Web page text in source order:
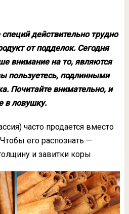
действительно трудно
от подделок. Сегодня
внимание на то, являются
пользуетесь, подлинными
Почитайте внимательно, и
в ловушку.
часто продается вместо
его распознать —
и завитки коры